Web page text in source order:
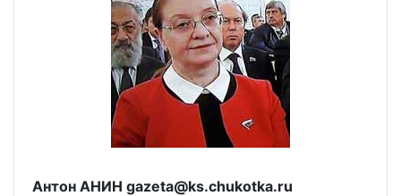
Антон АНИН gazeta@ks.chukotka.ru